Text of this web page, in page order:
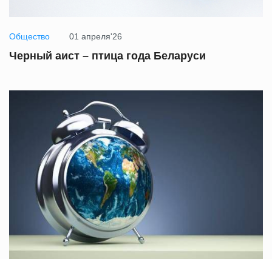
Общество 01 апреля'26
Черный аист – птица года Беларуси